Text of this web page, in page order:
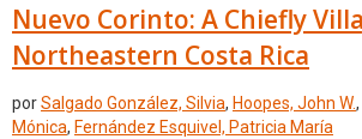
Nuevo Corinto: A Chiefly
Northeastern Costa Rica
porSalgado González, Silvia, Hoopes, John W.,
Mónica, Fernández Esquivel, Patricia María